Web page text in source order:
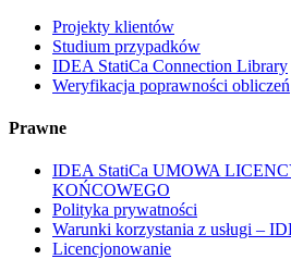
Projekty klientów
Studium przypadków
IDEA StatiCa Connection Library
Weryfikacja poprawności obliczeń
Prawne
IDEA StatiCa UMOWA
KOŃCOWEGO
Polityka prywatności
Warunki korzystania z usługi –
Licencjonowanie